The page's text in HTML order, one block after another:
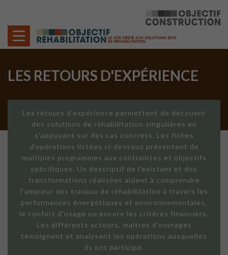
LES RETOURS D'EXPÉRIENCE
Les retours d'expérience permettent de découvrir
des solutions de réhabilitation singulières en
s'appuyant sur des cas concrets. Les fiches
d'opérations listées ci-dessous présentent de
multiples programmes aux contraintes et objectifs
spécifiques. Un descriptif de l'existant et des
transformations réalisées aident à comprendre
l'ampleur des travaux de réhabilitation à travers les
performances énergétiques et environnementales,
le confort d'usage ou encore les critères financiers.
Les différents acteurs, maîtres d'ouvrages
témoignent et analysent les opérations auxquelles
ils ont participé.